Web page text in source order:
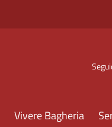
Vivere Bagheria